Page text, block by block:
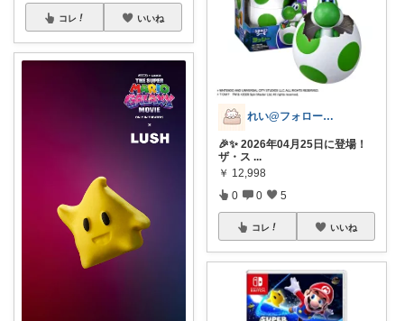
コレ いいね
れい@フォロー＆経由購入感謝です♪
🎉✨ 2026年04月25日に登場！
ザ・ス ...
￥ 12,998
0 0 5
コレ いいね